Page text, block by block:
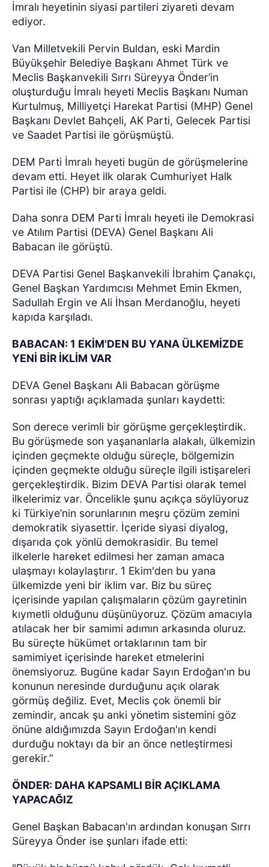
İmralı heyetinin siyasi partileri ziyareti devam
ediyor.
Van Milletvekili Pervin Buldan, eski Mardin
Büyükşehir Belediye Başkanı Ahmet Türk ve
Meclis Başkanvekili Sırrı Süreyya Önder’in
oluşturduğu İmralı heyeti Meclis Başkanı Numan
Kurtulmuş, Milliyetçi Harekat Partisi (MHP) Genel
Başkanı Devlet Bahçeli, AK Parti, Gelecek Partisi
ve Saadet Partisi ile görüşmüştü.
DEM Parti İmralı heyeti bugün de görüşmelerine
devam etti. Heyet ilk olarak Cumhuriyet Halk
Partisi ile (CHP) bir araya geldi.
Daha sonra DEM Parti İmralı heyeti ile Demokrasi
ve Atılım Partisi (DEVA) Genel Başkanı Ali
Babacan ile görüştü.
DEVA Partisi Genel Başkanvekili İbrahim Çanakçı,
Genel Başkan Yardımcısı Mehmet Emin Ekmen,
Sadullah Ergin ve Ali İhsan Merdanoğlu, heyeti
kapıda karşıladı.
BABACAN: 1 EKİM'DEN BU YANA ÜLKEMİZDE
YENİ BİR İKLİM VAR
DEVA Genel Başkanı Ali Babacan görüşme
sonrası yaptığı açıklamada şunları kaydetti:
Son derece verimli bir görüşme gerçekleştirdik.
Bu görüşmede son yaşananlarla alakalı, ülkemizin
içinden geçmekte olduğu süreçle, bölgemizin
içinden geçmekte olduğu süreçle ilgili istişareleri
gerçekleştirdik. Bizim DEVA Partisi olarak temel
ilkelerimiz var. Öncelikle şunu açıkça söylüyoruz
ki Türkiye’nin sorunlarının meşru çözüm zemini
demokratik siyasettir. İçeride siyasi diyalog,
dışarıda çok yönlü demokrasidir. Bu temel
ilkelerle hareket edilmesi her zaman amaca
ulaşmayı kolaylaştırır. 1 Ekim'den bu yana
ülkemizde yeni bir iklim var. Biz bu süreç
içerisinde yapılan çalışmaların çözüm gayretinin
kıymetli olduğunu düşünüyoruz. Çözüm amacıyla
atılacak her bir samimi adımın arkasında oluruz.
Bu süreçte hükümet ortaklarının tam bir
samimiyet içerisinde hareket etmelerini
önemsiyoruz. Bugüne kadar Sayın Erdoğan'ın bu
konunun neresinde durduğunu açık olarak
görmüş değiliz. Evet, Meclis çok önemli bir
zemindir, ancak şu anki yönetim sistemini göz
önüne aldığımızda Sayın Erdoğan'ın kendi
durduğu noktayı da bir an önce netleştirmesi
gerekir.”
ÖNDER: DAHA KAPSAMLI BİR AÇIKLAMA
YAPACAĞIZ
Genel Başkan Babacan'ın ardından konuşan Sırrı
Süreyya Önder ise şunları ifade etti: